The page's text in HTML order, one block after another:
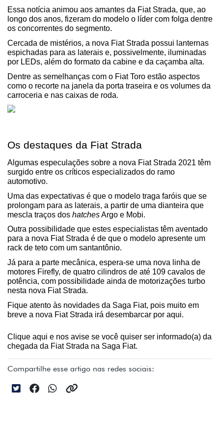
Essa notícia animou aos amantes da Fiat Strada, que, ao
longo dos anos, fizeram do modelo o líder com folga dentre
os concorrentes do segmento.
Cercada de mistérios, a nova Fiat Strada possui lanternas
espichadas para as laterais e, possivelmente, iluminadas
por LEDs, além do formato da cabine e da caçamba alta.
Dentre as semelhanças com o Fiat Toro estão aspectos
como o recorte na janela da porta traseira e os volumes da
carroceria e nas caixas de roda.
Os destaques da Fiat Strada
Algumas especulações sobre a nova Fiat Strada 2021 têm
surgido entre os críticos especializados do ramo
automotivo.
Uma das expectativas é que o modelo traga faróis que se
prolongam para as laterais, a partir de uma dianteira que
mescla traços dos hatches Argo e Mobi.
Outra possibilidade que estes especialistas têm aventado
para a nova Fiat Strada é de que o modelo apresente um
rack de teto com um santantônio.
Já para a parte mecânica, espera-se uma nova linha de
motores Firefly, de quatro cilindros de até 109 cavalos de
potência, com possibilidade ainda de motorizações turbo
nesta nova Fiat Strada.
Fique atento às novidades da Saga Fiat, pois muito em
breve a nova Fiat Strada irá desembarcar por aqui.
Clique aqui e nos avise se você quiser ser informado(a) da
chegada da Fiat Strada na Saga Fiat.
Compartilhe esse artigo nas redes sociais: